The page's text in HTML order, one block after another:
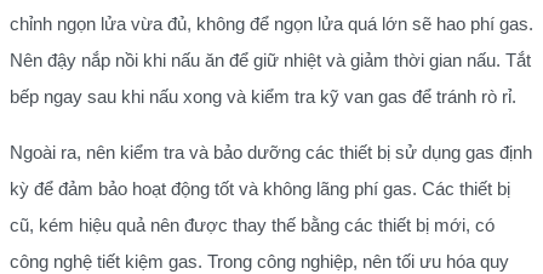
chỉnh ngọn lửa vừa đủ, không để ngọn lửa quá lớn sẽ hao phí gas.
Nên đậy nắp nồi khi nấu ăn để giữ nhiệt và giảm thời gian nấu. Tắt
bếp ngay sau khi nấu xong và kiểm tra kỹ van gas để tránh rò rỉ.
Ngoài ra, nên kiểm tra và bảo dưỡng các thiết bị sử dụng gas định
kỳ để đảm bảo hoạt động tốt và không lãng phí gas. Các thiết bị
cũ, kém hiệu quả nên được thay thế bằng các thiết bị mới, có
công nghệ tiết kiệm gas. Trong công nghiệp, nên tối ưu hóa quy